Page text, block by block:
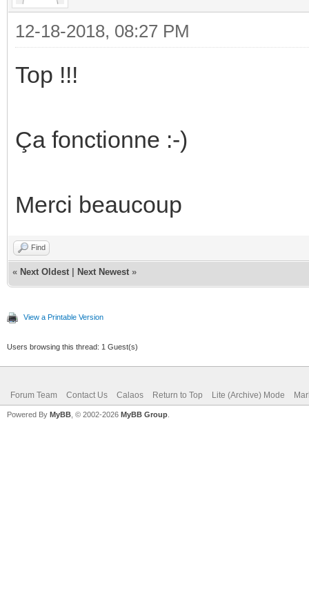
12-18-2018, 08:27 PM
Top !!!
Ça fonctionne :-)
Merci beaucoup
Find
« Next Oldest Next Newest »
View a Printable Version
Users browsing this thread: 1 Guest(s)
Forum Team Contact Us Calaos Return to Top Lite (Archive) Mode
Powered By MyBB , © 2002-2026 MyBB Group